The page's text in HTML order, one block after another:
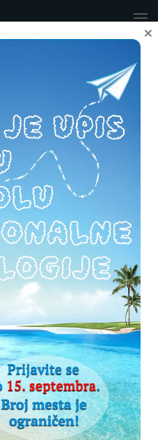
FIZIONOMIJA
01. 10. 2017.
Heronimo
predskazuje, kao i
pod njegovom
serije od sedam
×